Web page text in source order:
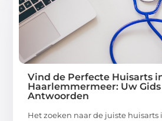
Vind de Perfecte Huisarts
Haarlemmermeer: Uw
Antwoorden
Het zoeken naar de juiste huisarts